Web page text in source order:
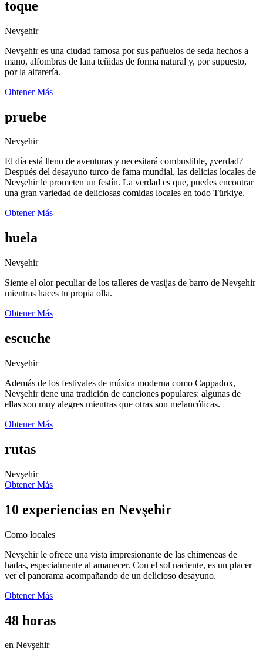
toque
Nevşehir
Nevşehir es una ciudad famosa por sus pañuelos de seda hechos a
mano, alfombras de lana teñidas de forma natural y, por supuesto,
por la alfarería.
Obtener Más
pruebe
Nevşehir
El día está lleno de aventuras y necesitará combustible, ¿verdad?
Después del desayuno turco de fama mundial, las delicias locales de
Nevşehir le prometen un festín. La verdad es que, puedes encontrar
una gran variedad de deliciosas comidas locales en todo Türkiye.
Obtener Más
huela
Nevşehir
Siente el olor peculiar de los talleres de vasijas de barro de Nevşehir
mientras haces tu propia olla.
Obtener Más
escuche
Nevşehir
Además de los festivales de música moderna como Cappadox,
Nevşehir tiene una tradición de canciones populares: algunas de
ellas son muy alegres mientras que otras son melancólicas.
Obtener Más
rutas
Nevşehir
Obtener Más
10 experiencias en Nevşehir
Como locales
Nevşehir le ofrece una vista impresionante de las chimeneas de
hadas, especialmente al amanecer. Con el sol naciente, es un placer
ver el panorama acompañando de un delicioso desayuno.
Obtener Más
48 horas
en Nevşehir